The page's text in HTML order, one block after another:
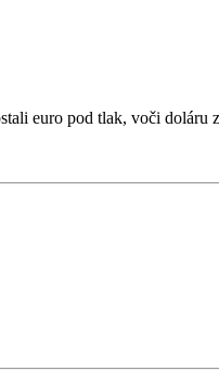
euro pod tlak, voči doláru